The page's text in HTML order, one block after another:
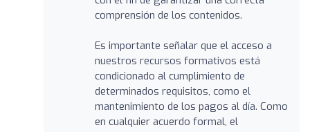
comprensión de los contenidos.
Es importante señalar que el acceso a
nuestros recursos formativos está
condicionado al cumplimiento de
determinados requisitos, como el
mantenimiento de los pagos al día. Como
en cualquier acuerdo formal, el